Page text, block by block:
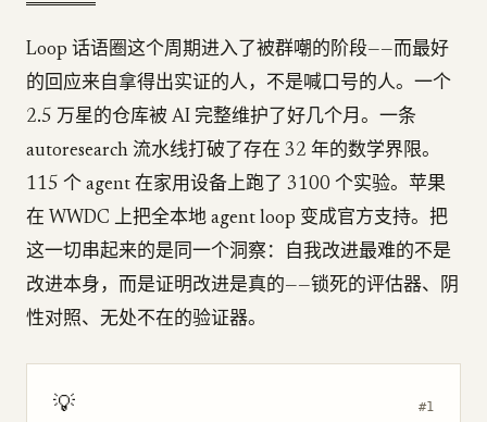
Loop 话语圈这个周期进入了被群嘲的阶段——而最好
的回应来自拿得出实证的人，不是喊口号的人。一个
2.5 万星的仓库被 AI 完整维护了好几个月。一条
autoresearch 流水线打破了存在 32 年的数学界限。
115 个 agent 在家用设备上跑了 3100 个实验。苹果
在 WWDC 上把全本地 agent loop 变成官方支持。把
这一切串起来的是同一个洞察：自我改进最难的不是
改进本身，而是证明改进是真的——锁死的评估器、阴
性对照、无处不在的验证器。
💡 #1